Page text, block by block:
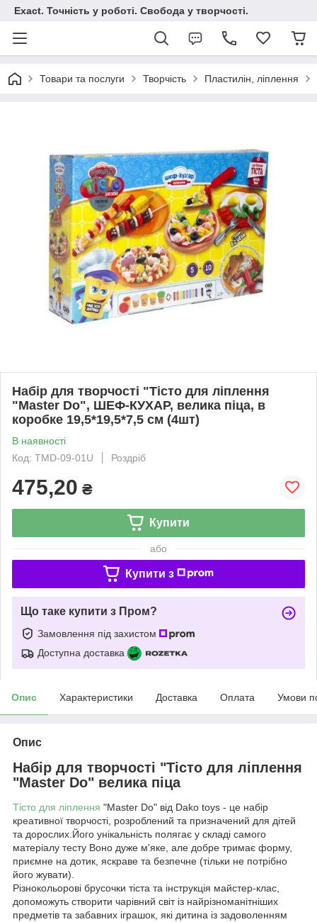
Exact. Точність у роботі. Свобода у творчості.
Товари та послуги Творчість Пластилін, ліплення
Набір для творчості "Тісто для ліплення
"Master Do", ШЕФ-КУХАР, велика піца, в
коробке 19,5*19,5*7,5 см (4шт)
В наявності
Код: TMD-09-01U
Роздріб
475,20 ₴
Купити
або
Купити з
Що таке купити з Пром?
Замовлення під захистом
Доступна доставка
Опис Характеристики Доставка Оплата Умови
Опис
Набір для творчості "Тісто для ліплення
"Master Do" велика піца
Тісто для ліплення "Master Do" від Dako toys - це набір
креативної творчості, розроблений та призначений для дітей
та дорослих.Його унікальність полягає у складі самого
матеріалу тесту Воно дуже м'яке, але добре тримає форму,
приємне на дотик, яскраве та безпечне (тільки не потрібно
його жувати).
Різнокольорові брусочки тіста та інструкція майстер-клас,
допоможуть створити чарівний світ із найрізноманітніших
предметів та забавних іграшок, які дитина із задоволенням